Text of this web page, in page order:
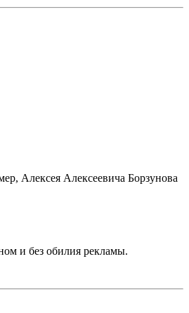
Алексея Алексеевича Борзунова
и без обилия рекламы.